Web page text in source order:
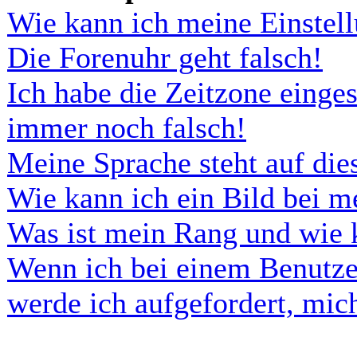
Wie kann ich meine
Die Forenuhr geht falsch!
Ich habe die Zeitzone
immer noch falsch!
Meine Sprache steht auf
Wie kann ich ein Bild bei
Was ist mein Rang und wie
Wenn ich bei einem
werde ich aufgefordert,